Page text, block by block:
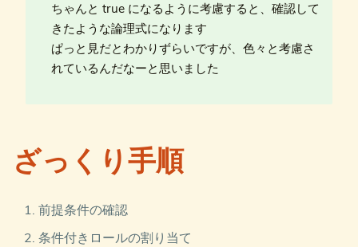
ちゃんと true になるように考慮すると、確認して
きたような論理式になります
ぱっと見だとわかりずらいですが、色々と考慮さ
れているんだなーと思いました
ざっくり手順
前提条件の確認
条件付きロールの割り当て